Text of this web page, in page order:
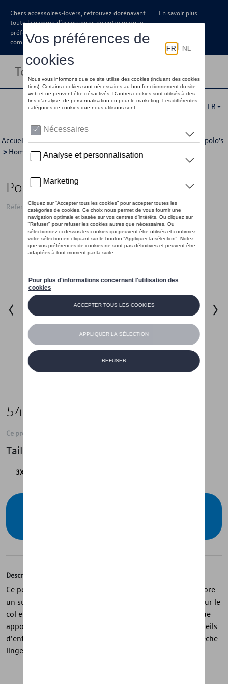
Chers accessoires-lovers, retrouvez dorénavant
toute la gamme d’accessoires de votre marque
préférée sous forme de catalogue à
commander auprès de votre concessionaire.
En savoir plus
Toggle navigation
FR
Accueil >Pour vous >"R" Collection >Vêtements >T-shirts/polo's
> Hommes > Détail
Polo VW avec "R" logo, noir
Référence: 5H6084230AF
54,99 €
Ce produit n'est actuellement pas de stock
Taille
3XL
Description
Ce polo noir de la collection « R » est en coton fin et arbore
un subtil logo R noir sur la poitrine. Les rayures bleues sur le
col et les manches ainsi que la patte de boutonnage bleue
apportent une touche de fraîcheur et de sportivité. Conseils
d'entretien : laver en machine à 30°. Ne pas sécher au sèche-
linge.